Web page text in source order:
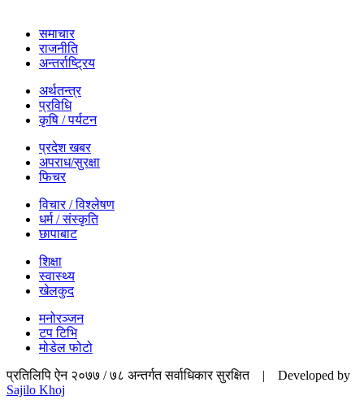
समाचार
राजनीति
अन्तर्राष्ट्रिय
अर्थतन्त्र
प्रविधि
कृषि / पर्यटन
प्रदेश खबर
अपराध/सुरक्षा
फिचर
विचार / विश्लेषण
धर्म / संस्कृति
छापाबाट
शिक्षा
स्वास्थ्य
खेलकुद
मनोरञ्जन
टप टिभि
मोडेल फोटो
प्रतिलिपि ऐन २०७७ / ७८ अन्तर्गत सर्वाधिकार सुरक्षित | Developed by
Sajilo Khoj